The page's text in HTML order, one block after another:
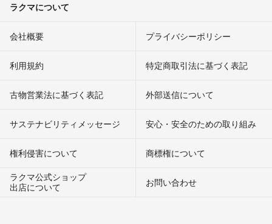
ラクマについて
会社概要 プライバシーポリシー
利用規約 特定商取引法に基づく表記
古物営業法に基づく表記 外部送信について
サステナビリティメッセージ 安心・安全のための取り組み
権利侵害について
商標権について
ラクマ公式ショップ
出店について
お問い合わせ